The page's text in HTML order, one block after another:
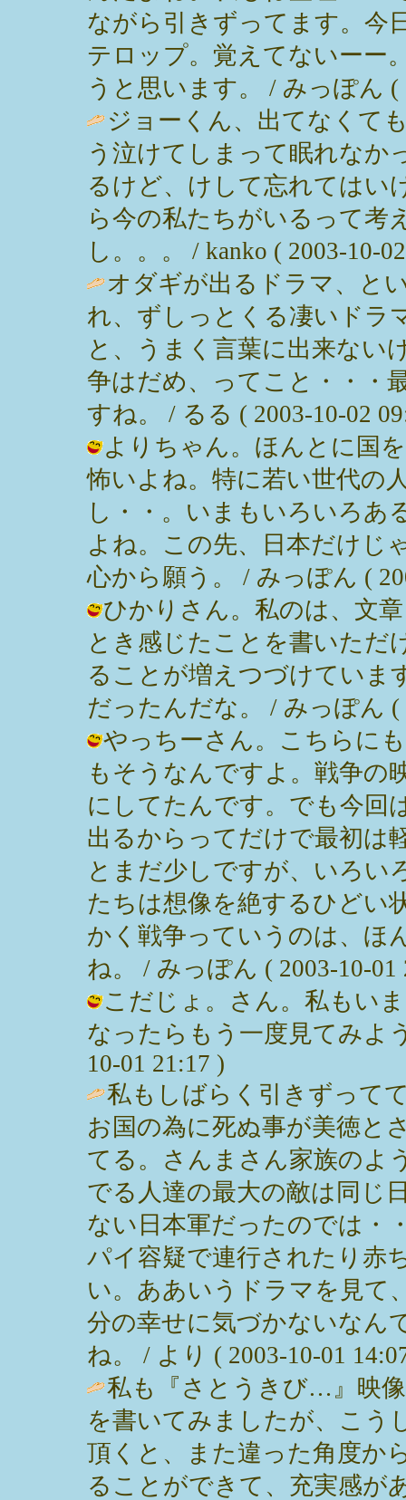
ながら引きずってます。今
テロップ。覚えてないーー
うと思います。 / みっぽん (
ジョーくん、出てなくて
う泣けてしまって眠れなか
るけど、けして忘れてはい
ら今の私たちがいるって考
し。。。 / kanko ( 2003-10-
オダギが出るドラマ、と
れ、ずしっとくる凄いドラ
と、うまく言葉に出来ない
争はだめ、ってこと・・・
すね。 / るる ( 2003-10-02
よりちゃん。ほんとに国
怖いよね。特に若い世代の
し・・。いまもいろいろあ
よね。この先、日本だけじ
心から願う。 / みっぽん (
ひかりさん。私のは、文
とき感じたことを書いただ
ることが増えつづけていま
だったんだな。 / みっぽん (
やっちーさん。こちらに
もそうなんですよ。戦争の
にしてたんです。でも今回
出るからってだけで最初は
とまだ少しですが、いろい
たちは想像を絶するひどい
かく戦争っていうのは、ほ
ね。 / みっぽん ( 2003-10-01
こだじょ。さん。私もい
なったらもう一度見てみよ
10-01 21:17 )
私もしばらく引きずって
お国の為に死ぬ事が美徳と
てる。さんまさん家族のよ
でる人達の最大の敵は同じ
ない日本軍だったのでは・
パイ容疑で連行されたり赤
い。ああいうドラマを見て
分の幸せに気づかないなん
ね。 / より ( 2003-10-01
私も『さとうきび…』映
を書いてみましたが、こう
頂くと、また違った角度か
ることができて、充実感が